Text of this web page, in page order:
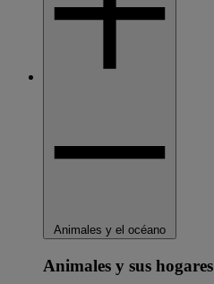
Animales y el océano
Animales y sus hogares